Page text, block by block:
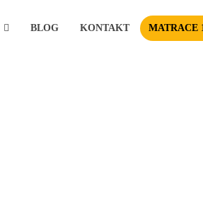
BLOG KONTAKT MATRACE